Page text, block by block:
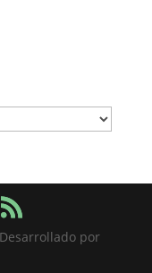
por